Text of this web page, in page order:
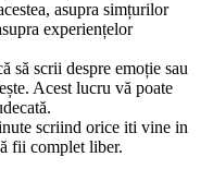
asupra simțurilor
experiențelor
să scrii despre emoție sau
Acest lucru vă poate
scriind orice iti vine in
fii complet liber.